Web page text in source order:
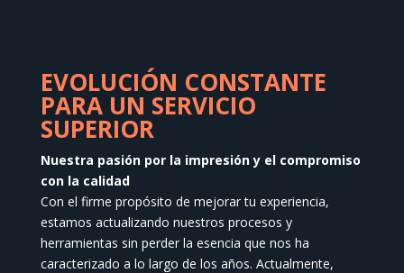
la
página
producto
EVOLUCIÓN CONSTANTE
PARA UN SERVICIO
SUPERIOR
Nuestra pasión por la impresión y el compromiso
con la calidad
Con el firme propósito de mejorar tu experiencia,
estamos actualizando nuestros procesos y
herramientas sin perder la esencia que nos ha
caracterizado a lo largo de los años. Actualmente,